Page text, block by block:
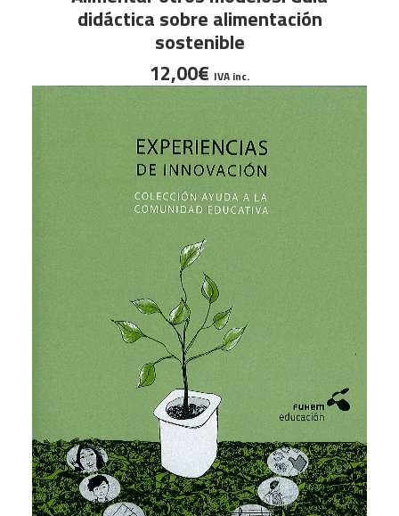
didáctica sobre alimentación
sostenible
12,00€ IVA inc.